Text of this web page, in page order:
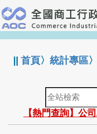
跳
到
主
要
:::
||首頁〉統計專區〉
全
站
檢
索
【熱門查詢】公